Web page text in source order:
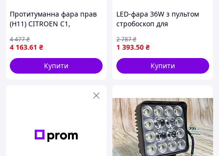
Протитуманна фара прав
(H11) CITROEN C1,
MATERIA, LEXUS GS, IS C, IS
II, LX, RX, PEUGEOT 107,
SUZUKI
4 163.61 ₴
4 477₴
Купити
LED-фара 36W з пультом
стробоскоп для
спецтехніки холодний
білий червоний синій
1 393.50 ₴
2 787₴
Купити